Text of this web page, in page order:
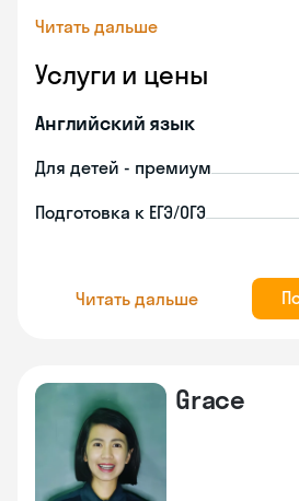
Читать дальше
Услуги и цены
Английский язык
Для детей - премиум
Подготовка к ЕГЭ/ОГЭ
Читать дальше
Grace